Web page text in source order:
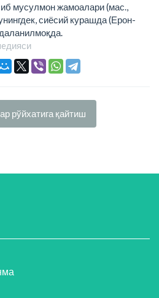
мусулмон жамоалари (мас.,
сиёсий курашда (Ерон-
рўйхатига қайтиш